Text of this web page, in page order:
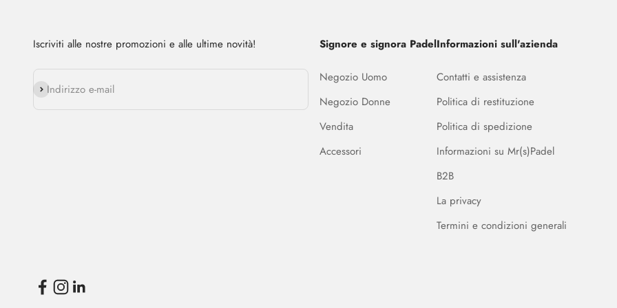
Iscriviti alle nostre promozioni e alle ultime novità!
Indirizzo e-mail
Abbonarsi
Signore e signora Padel
Negozio Uomo
Negozio Donne
Vendita
Accessori
Informazioni sull'azienda
Contatti e assistenza
Politica di restituzione
Politica di spedizione
Informazioni su Mr(s)Padel
B2B
La privacy
Termini e condizioni generali